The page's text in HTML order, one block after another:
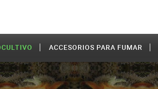
ACCESORIOS PARA FUMAR